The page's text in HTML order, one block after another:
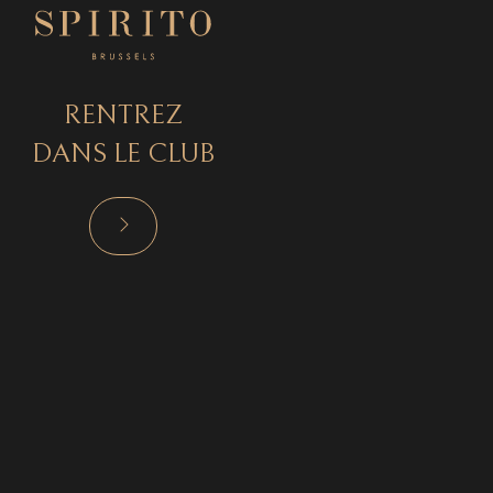
RENTREZ
DANS LE CLUB